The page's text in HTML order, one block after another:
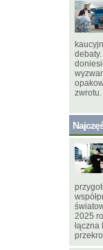
zwrotu.
2025
łączna